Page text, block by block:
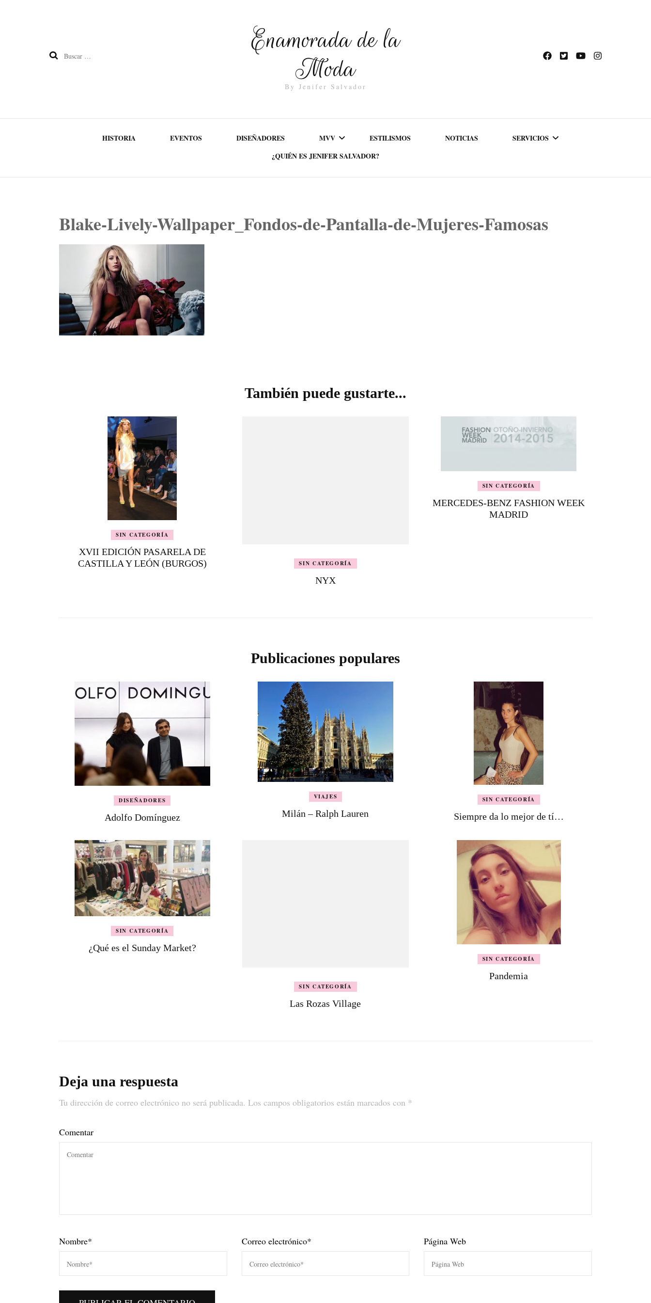
Buscar:
Enamorada de la
Moda
By Jenifer Salvador
HISTORIA EVENTOS DISEÑADORES MVV
VISIÓN
ESTILISMOS NOTICIAS SERVICIOS
MERCHANDISING
¿QUIÉN ES JENIFER SALVADOR?
Blake-Lively-Wallpaper_Fondos-de-Pantalla-de-Mujeres-Famosas
También puede gustarte...
SIN CATEGORÍA
XVII EDICIÓN PASARELA DE
CASTILLA Y LEÓN (BURGOS)
SIN CATEGORÍA
NYX
SIN CATEGORÍA
MERCEDES-BENZ FASHION WEEK
MADRID
Publicaciones populares
DISEÑADORES
Adolfo Domínguez
VIAJES
Milán – Ralph Lauren
SIN CATEGORÍA
Siempre da lo mejor de tí…
SIN CATEGORÍA
¿Qué es el Sunday Market?
SIN CATEGORÍA
Las Rozas Village
SIN CATEGORÍA
Pandemia
Deja una respuesta
Tu dirección de correo electrónico no será publicada. Los campos obligatorios están marcados con *
Comentar
Nombre* Correo electrónico* Página Web